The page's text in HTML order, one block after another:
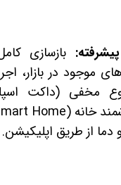
بازسازی
موجود در بازار،
مخفی (داکت
دما از طریق اپلیکیشن.